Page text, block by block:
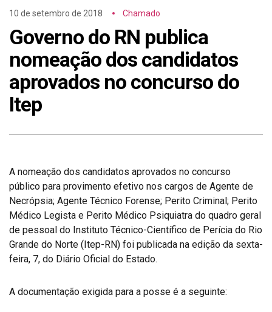
10 de setembro de 2018 Chamado
Governo do RN publica
nomeação dos candidatos
aprovados no concurso do
Itep
A nomeação dos candidatos aprovados no concurso
público para provimento efetivo nos cargos de Agente de
Necrópsia; Agente Técnico Forense; Perito Criminal; Perito
Médico Legista e Perito Médico Psiquiatra do quadro geral
de pessoal do Instituto Técnico-Científico de Perícia do Rio
Grande do Norte (Itep-RN) foi publicada na edição da sexta-
feira, 7, do Diário Oficial do Estado.
A documentação exigida para a posse é a seguinte: